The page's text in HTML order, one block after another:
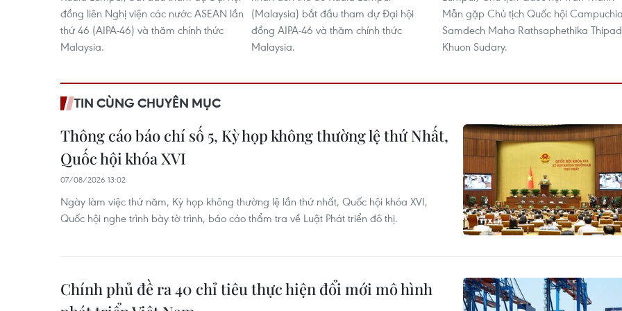
đồng liên Nghị viện các nước ASEAN lần
thứ 46 (AIPA-46) và thăm chính thức
Malaysia.
(Malaysia) bắt đầu tham dự Đại hội
đồng AIPA-46 và thăm chính thức
Malaysia.
Mẫn gặp Chủ tịch Quốc hội
Samdech Maha Rathsaphethika
Khuon Sudary.
TIN CÙNG CHUYÊN MỤC
Thông cáo báo chí số 5, Kỳ họp không thường lệ thứ Nhất,
Quốc hội khóa XVI
07/08/2026 13:02
Ngày làm việc thứ năm, Kỳ họp không thường lệ lần thứ nhất, Quốc hội khóa XVI,
Quốc hội nghe trình bày tờ trình, báo cáo thẩm tra về Luật Phát triển đô thị.
Chính phủ đề ra 40 chỉ tiêu thực hiện đổi mới mô hình